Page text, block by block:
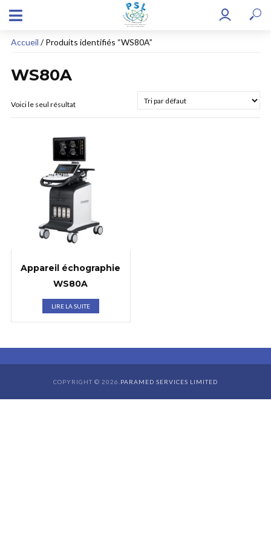
Accueil / Produits identifiés “WS80A”
WS80A
Voici le seul résultat
Appareil échographie
WS80A
LIRE LA SUITE
COPYRIGHT © 2026. PARAMED SERVICES LIMITED